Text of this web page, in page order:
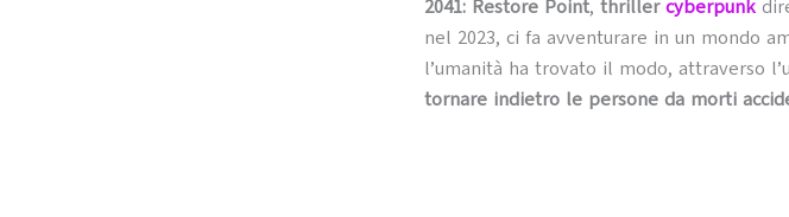
2041: Restore Point, thrillercyberpunk
nel 2023, ci fa avventurare in un mondo
l’umanità ha trovato il modo, attraverso
tornare indietro le persone da morti